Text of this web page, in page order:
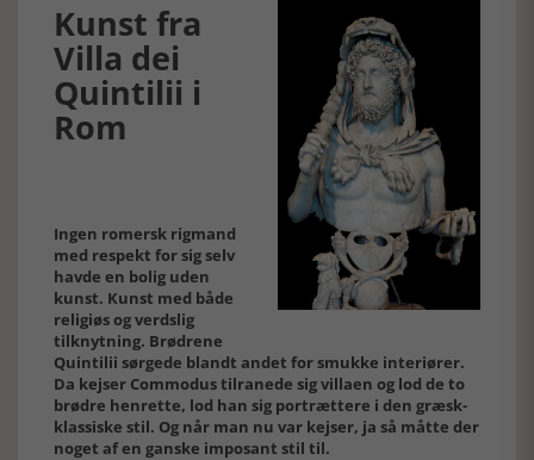
Kunst fra
Villa dei
Quintilii i
Rom
Ingen romersk rigmand
med respekt for sig selv
havde en bolig uden
kunst. Kunst med både
religiøs og verdslig
tilknytning. Brødrene
Quintilii sørgede blandt andet for smukke interiører.
Da kejser Commodus tilranede sig villaen og lod de to
brødre henrette, lod han sig portrættere i den græsk-
klassiske stil. Og når man nu var kejser, ja så måtte der
noget af en ganske imposant stil til.